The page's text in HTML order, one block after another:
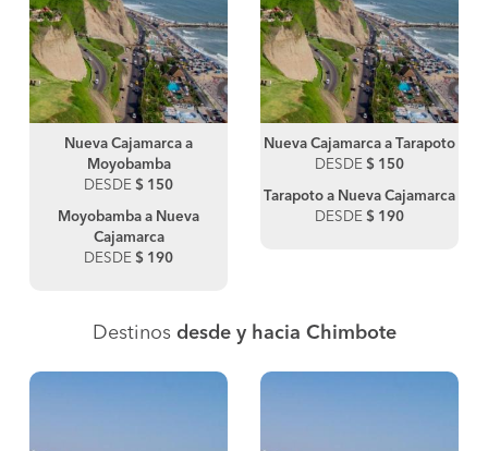
Nueva Cajamarca a
Moyobamba
DESDE $ 150
Moyobamba a Nueva
Cajamarca
DESDE $ 190
Nueva Cajamarca a Tarapoto
DESDE $ 150
Tarapoto a Nueva Cajamarca
DESDE $ 190
Destinos desde y hacia Chimbote